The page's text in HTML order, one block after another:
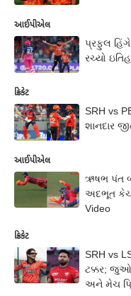
આઈપીએલ
પ્રફુલ
રચ્યો
ક્રિકેટ
SRH vs
શાનદાર
આઈપીએલ
ઋષભ પંત
અદભૂત
Video
ક્રિકેટ
SRH vs
ટક્કર; જુઓ
અને મેચ